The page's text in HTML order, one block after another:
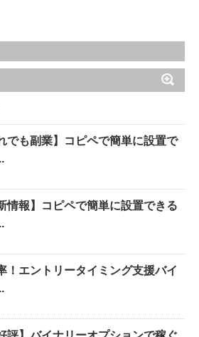
でも副業】コピペで簡単に設置で
情報】コピペで簡単に設置できる
！エントリータイミング支援バイ